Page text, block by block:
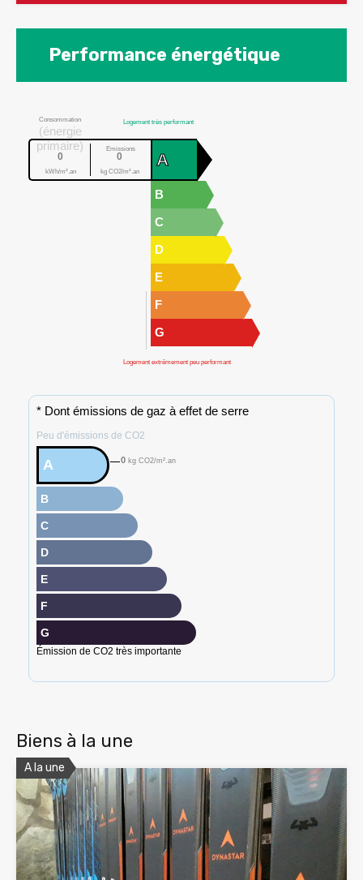
Performance énergétique
Logement très performant
Consommation
(énergie
primaire)
Emissions
0
kWh/m².an
0
kg CO2/m².an
A
B
C
D
E
F
G
Logement extrêmement peu performant
* Dont émissions de gaz à effet de serre
Peu d'émissions de CO2
A 0kg CO2/m².an
B
C
D
E
F
G
Émission de CO2 très importante
Biens à la une
A la une